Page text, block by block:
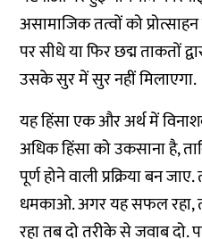
असामाजिक तत्वों को
पर सीधे या फिर छद्म ताकतों
उसके सुर में सुर नहीं मिलाएगा.
यह हिंसा एक और अर्थ में
अधिक हिंसा को उकसाना है,
पूर्ण होने वाली प्रक्रिया बन
धमकाओ. अगर यह सफल रहा,
रहा तब दो तरीके से जवाब